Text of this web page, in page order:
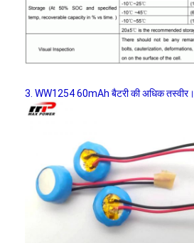
उत्पादों
3. WW1254 60mAh बैटरी की अधिक तस्वीर।